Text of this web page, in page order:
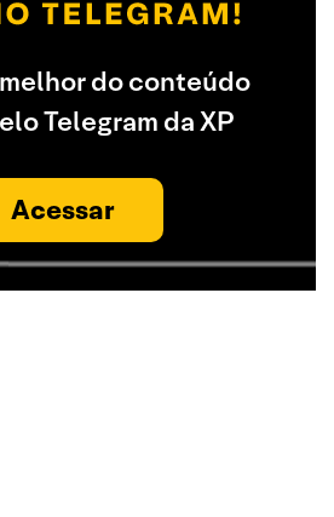
do conteúdo
Telegram da XP
Acessar